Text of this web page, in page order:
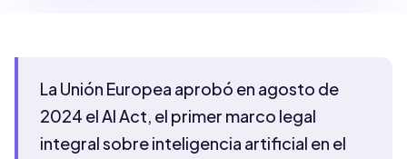
La Unión Europea aprobó en agosto de
2024 el AI Act, el primer marco legal
integral sobre inteligencia artificial en el